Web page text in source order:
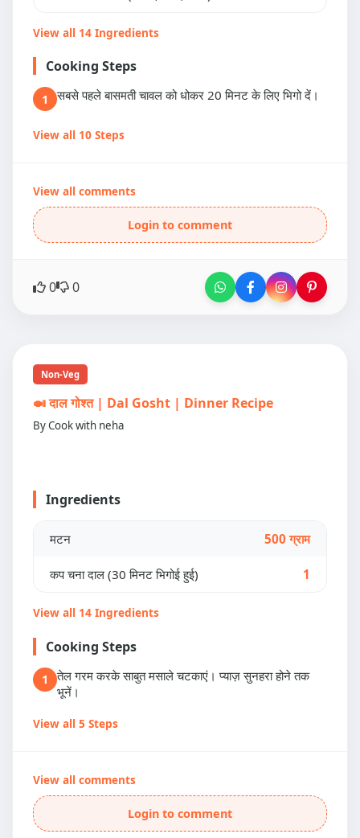
View all 14 Ingredients
Cooking Steps
1 सबसे पहले बासमती चावल को धोकर 20 मिनट के लिए भिगो दें।
View all 10 Steps
View all comments
Login to comment
0 0
Non-Veg
🍛 दाल गोश्त | Dal Gosht | Dinner Recipe
By Cook with neha
Ingredients
मटन 500 ग्राम
कप चना दाल (30 मिनट भिगोई हुई) 1
View all 14 Ingredients
Cooking Steps
1
तेल गरम करके साबुत मसाले चटकाएं। प्याज़ सुनहरा होने तक
भूनें।
View all 5 Steps
View all comments
Login to comment